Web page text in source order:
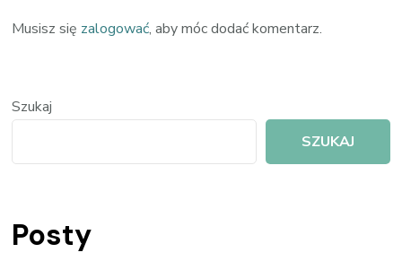
Musisz się zalogować, aby móc dodać komentarz.
Szukaj
SZUKAJ
Posty